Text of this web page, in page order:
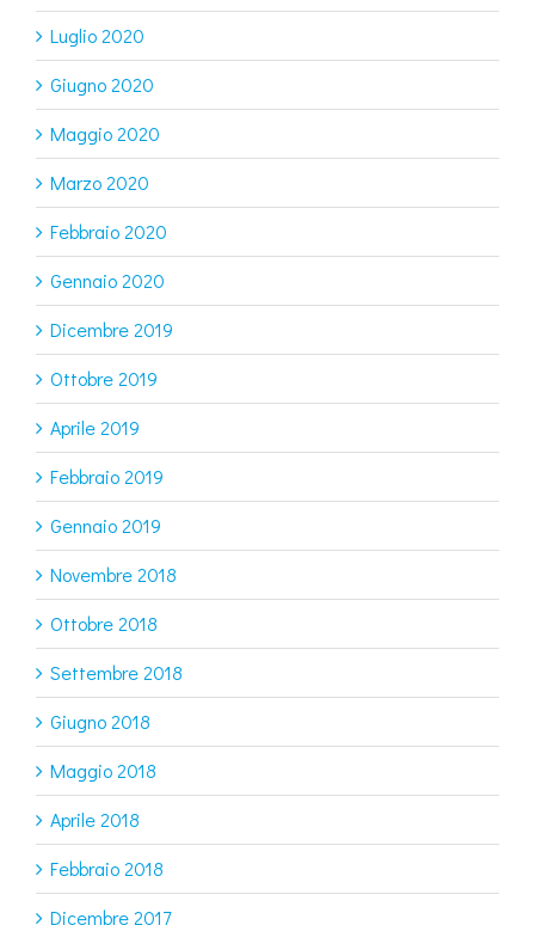
Luglio 2020
Giugno 2020
Maggio 2020
Marzo 2020
Febbraio 2020
Gennaio 2020
Dicembre 2019
Ottobre 2019
Aprile 2019
Febbraio 2019
Gennaio 2019
Novembre 2018
Ottobre 2018
Settembre 2018
Giugno 2018
Maggio 2018
Aprile 2018
Febbraio 2018
Dicembre 2017